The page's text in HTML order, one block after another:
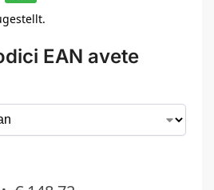
EAN avete